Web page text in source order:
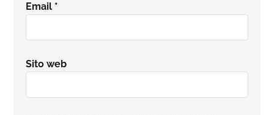
Email *
Sito web